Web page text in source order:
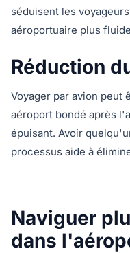
séduisent les
aéroportuaire plus
Réduction
Voyager par avion peut
aéroport bondé après
épuisant. Avoir
processus aide à
Naviguer
dans